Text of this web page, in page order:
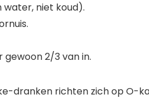
water, niet koud).
gewoon 2/3 van in.
dranken richten zich op O-